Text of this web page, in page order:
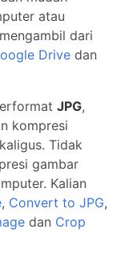
atau
dari
Drive dan
JPG,
kompresi
Tidak
gambar
Kalian
, Convert to JPG,
dan Crop